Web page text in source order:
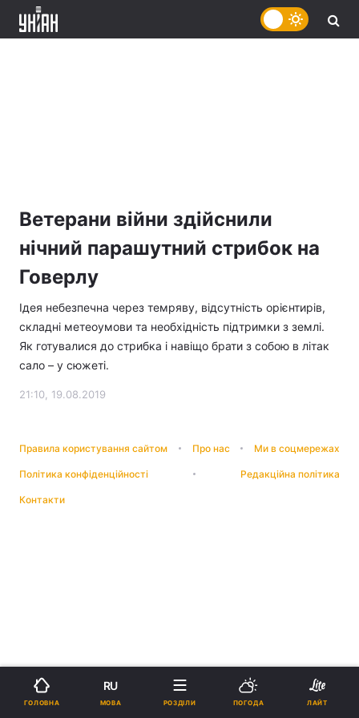
Ветерани війни здійснили
нічний парашутний стрибок на
Говерлу
Ідея небезпечна через темряву, відсутність орієнтирів,
складні метеоумови та необхідність підтримки з землі.
Як готувалися до стрибка і навіщо брати з собою в літак
сало – у сюжеті.
21:10, 19.08.2019
Правила користування сайтом Про нас Ми в соцмережах
Політика конфіденційності Редакційна політика
Контакти
ГОЛОВНА
RU
МОВА РОЗДІЛИ ПОГОДА ЛАЙТ